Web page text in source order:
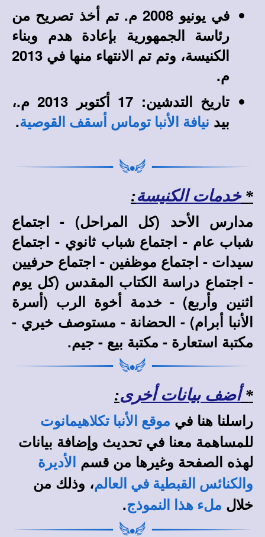
في يونيو 2008 م. تم أخذ تصريح من
رئاسة الجمهورية بإعادة هدم وبناء
الكنيسة، وتم تم الانتهاء منها في 2013
م.
تاريخ التدشين: 17 أكتوبر 2013 م.،
بيد نيافة الأنبا توماس أسقف القوصية.
*خدمات الكنيسة:
مدارس الأحد (كل المراحل) - اجتماع
شباب عام - اجتماع شباب ثانوي - اجتماع
سيدات - اجتماع موظفين - اجتماع حرفيين
- اجتماع دراسة الكتاب المقدس (كل يوم
اثنين وأربع) - خدمة أخوة الرب (أسرة
الأنبا أبرام) - الحضانة - مستوصف خيري -
مكتبة استعارة - مكتبة بيع - جيم.
*أضف بيانات أخرى:
راسلنا هنا في موقع الأنبا تكلاهيمانوت
للمساهمة معنا في تحديث وإضافة بيانات
لهذه الصفحة وغيرها من قسم
الأديرة
والكنائس القبطية في العالم، وذلك من
خلال ملء هذا النموذج.